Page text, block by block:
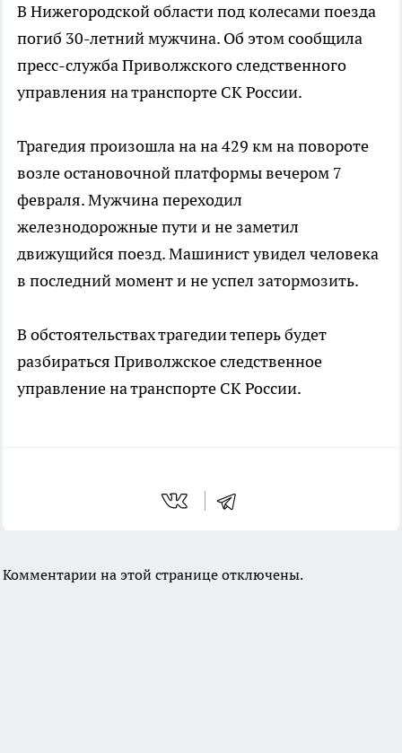
В Нижегородской области под колесами поезда
погиб 30-летний мужчина. Об этом сообщила
пресс-служба Приволжского следственного
управления на транспорте СК России.
Трагедия произошла на на 429 км на повороте
возле остановочной платформы вечером 7
февраля. Мужчина переходил
железнодорожные пути и не заметил
движущийся поезд. Машинист увидел человека
в последний момент и не успел затормозить.
В обстоятельствах трагедии теперь будет
разбираться Приволжское следственное
управление на транспорте СК России.
Комментарии на этой странице отключены.